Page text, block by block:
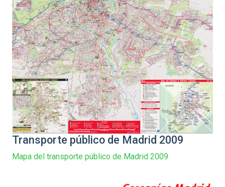
Transporte público de Madrid 2009
Mapa del transporte público de Madrid 2009